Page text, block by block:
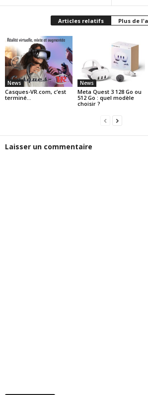
Articles relatifs Plus de
News
Casques-VR.com, c’est
terminé…
News
Meta Quest 3 128 Go ou
512 Go : quel modèle
choisir ?
Laisser un commentaire